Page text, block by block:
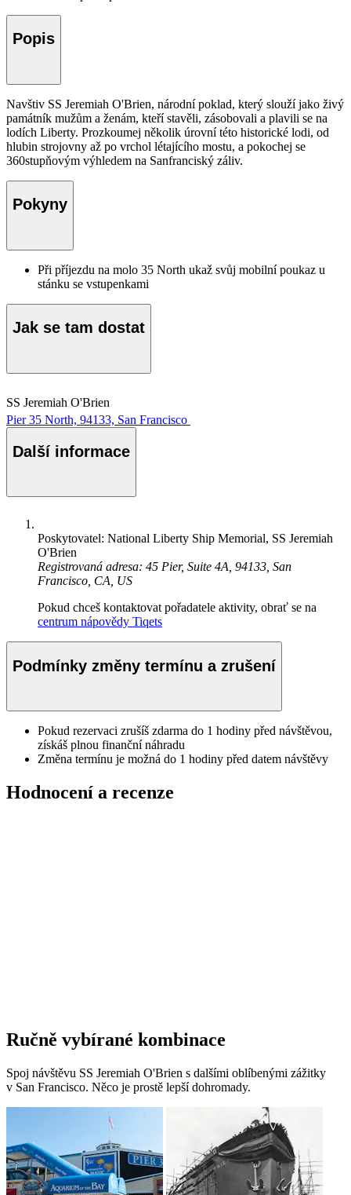
Popis
Navštiv SS Jeremiah O'Brien, národní poklad, který slouží jako živý
památník mužům a ženám, kteří stavěli, zásobovali a plavili se na
lodích Liberty. Prozkoumej několik úrovní této historické lodi, od
hlubin strojovny až po vrchol létajícího mostu, a pokochej se
360stupňovým výhledem na Sanfranciský záliv.
Pokyny
Při příjezdu na molo 35 North ukaž svůj mobilní poukaz u
stánku se vstupenkami
Jak se tam dostat
SS Jeremiah O'Brien
Pier 35 North, 94133, San Francisco
Další informace
Poskytovatel: National Liberty Ship Memorial, SS Jeremiah
O'Brien
Registrovaná adresa: 45 Pier, Suite 4A, 94133, San
Francisco, CA, US
Pokud chceš kontaktovat pořadatele aktivity, obrať se na
centrum nápovědy Tiqets
Podmínky změny termínu a zrušení
Pokud rezervaci zrušíš zdarma do 1 hodiny před návštěvou,
získáš plnou finanční náhradu
Změna termínu je možná do 1 hodiny před datem návštěvy
Hodnocení a recenze
Ručně vybírané kombinace
Spoj návštěvu SS Jeremiah O'Brien s dalšími oblíbenými zážitky
v San Francisco. Něco je prostě lepší dohromady.